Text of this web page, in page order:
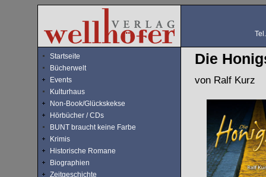
Startseite
Bücherwelt
Events
Kulturhaus
Non-Book/Glückskekse
Hörbücher / CDs
BUNT braucht keine Farbe
Krimis
Historische Romane
Biographien
Zeitgeschichte
Die
von Ralf Kurz